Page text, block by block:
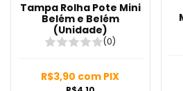
Tampa Rolha Pote Mini
Belém e Belém
(Unidade)
(0)
R$3,90 com PIX